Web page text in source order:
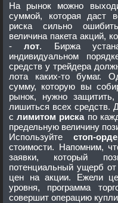
На рынок можно выходить со
суммой, которая даст
риска сильно ошибиться. Существует минимальная
величина пакета акций, которым
- лот. Биржа
индивидуальном порядке по каждой бумаге. Поэтому
средств у трейдера должно
лота каких-то бумаг. Однако даже ту незначительную
сумму, которую вы собираетесь выделить для входа на
рынок, нужно защитить, чтобы в
лишиться всех средств.
с лимитом рискапо
предельную
Используйте стоп-
стоимости.
заявки, который
потенциальный ущерб от
цен на акции. Ежели цены на рынке дойдут
уровня, программа
совершит операцию